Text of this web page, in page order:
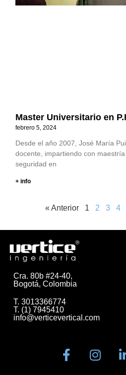
Master Universitario en
febrero 5, 2024
Desde el año 2007, José María
docente, impartiendo con
seguridad en
+ info
« Anterior 1 2 3 4
Cra. 80b #24-40,
Bogotá, Colombia
T. 3013366774
T. (1) 7945410
info@verticevertical.com